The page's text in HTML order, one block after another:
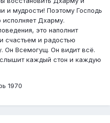
и мудрости! Поэтому Господь
исполняет Дхарму.
это наполнит
счастьем и радостью
Он Всемогущ. Он видит всё.
каждый стон и каждую
1970